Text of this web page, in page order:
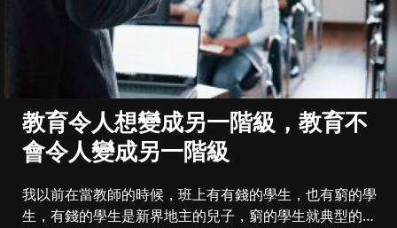
教育令人想變成另一階級，教育不
會令人變成另一階級
我以前在當教師的時候，班上有有錢的學生，也有窮的學
生，有錢的學生是新界地主的兒子，窮的學生就典型的單